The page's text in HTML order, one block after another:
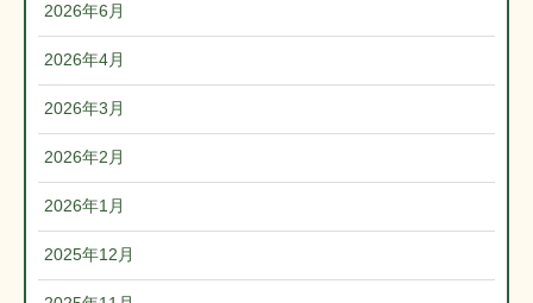
2026年6月
2026年4月
2026年3月
2026年2月
2026年1月
2025年12月